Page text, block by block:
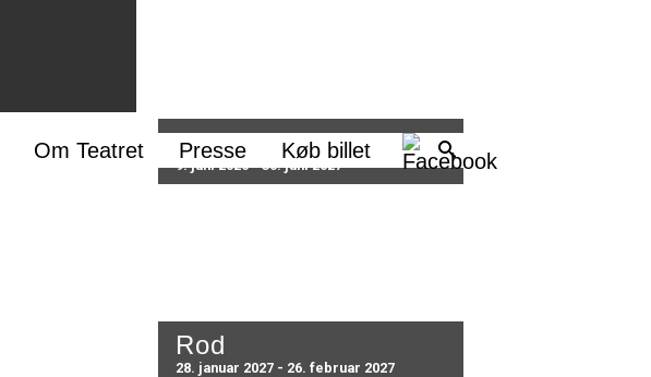
Om Teatret Presse Køb billet
Sæson 2026/27
9. juni 2026 - 30. juni 2027
Rod
28. januar 2027 - 26. februar 2027